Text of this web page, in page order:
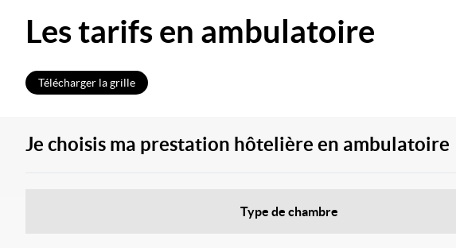
Les tarifs en ambulatoire
Télécharger la grille
Je choisis ma prestation hôtelière en ambulatoire
Type de chambre